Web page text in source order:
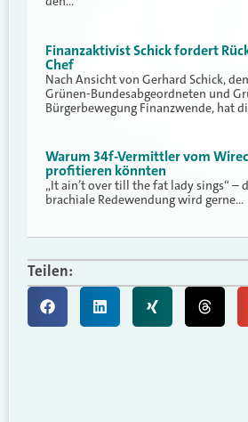
Finanzaktivist Schick fordert
Chef
Nach Ansicht von Gerhard Schick,
Grünen-Bundesabgeordneten und
Bürgerbewegung Finanzwende, hat
Warum 34f-Vermittler vom
profitieren könnten
„It ain’t over till the fat lady sings“ –
brachiale Redewendung wird gerne…
Teilen: